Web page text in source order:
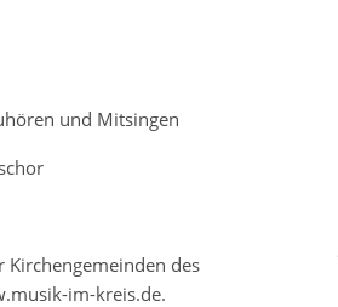
und Mitsingen
Kirchengemeinden des
im-kreis.de.